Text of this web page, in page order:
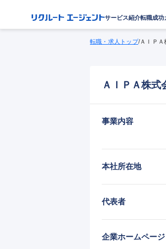
サービス紹介転職成功
転職・求人トップ/ＡＩＰＡ
ＡＩＰＡ株式
事業内容
本社所在地
代表者
企業ホームページ